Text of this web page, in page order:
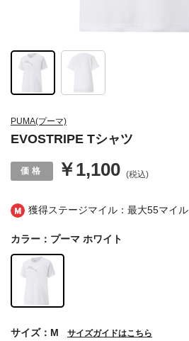
獲得ステージマイル：最大55マイル
PUMA(プーマ)
EVOSTRIPE Tシャツ
￥1,100 (税込)
カラー：プーマ ホワイト
サイズ：M サイズガイドはこちら